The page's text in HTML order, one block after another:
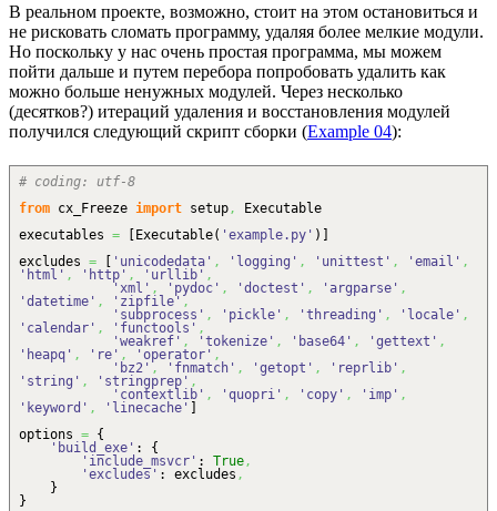
В реальном проекте, возможно, стоит на этом остановиться и
не рисковать сломать программу, удаляя более мелкие модули.
Но поскольку у нас очень простая программа, мы можем
пойти дальше и путем перебора попробовать удалить как
можно больше ненужных модулей. Через несколько
(десятков?) итераций удаления и восстановления модулей
получился следующий скрипт сборки (Example 04):
# coding: utf-8
from cx_Freeze import setup,
Executable
executables = Executable( 'example.py' )
excludes = 'unicodedata' , 'logging' , 'unittest' , 'email' ,
'html' , 'http' , 'urllib' ,
'xml' , 'pydoc' , 'doctest' , 'argparse' ,
'datetime' , 'zipfile' ,
'subprocess' , 'pickle' , 'threading' , 'locale' ,
'calendar' , 'functools' ,
'weakref' , 'tokenize' , 'base64' , 'gettext' ,
'heapq' , 're' , 'operator' ,
'bz2' , 'fnmatch' , 'getopt' , 'reprlib' ,
'string' , 'stringprep' ,
'contextlib' , 'quopri' , 'copy' , 'imp' ,
'keyword' , 'linecache'
options = {
'build_exe' : {
'include_msvcr' : True,
'excludes' : excludes ,
}
}